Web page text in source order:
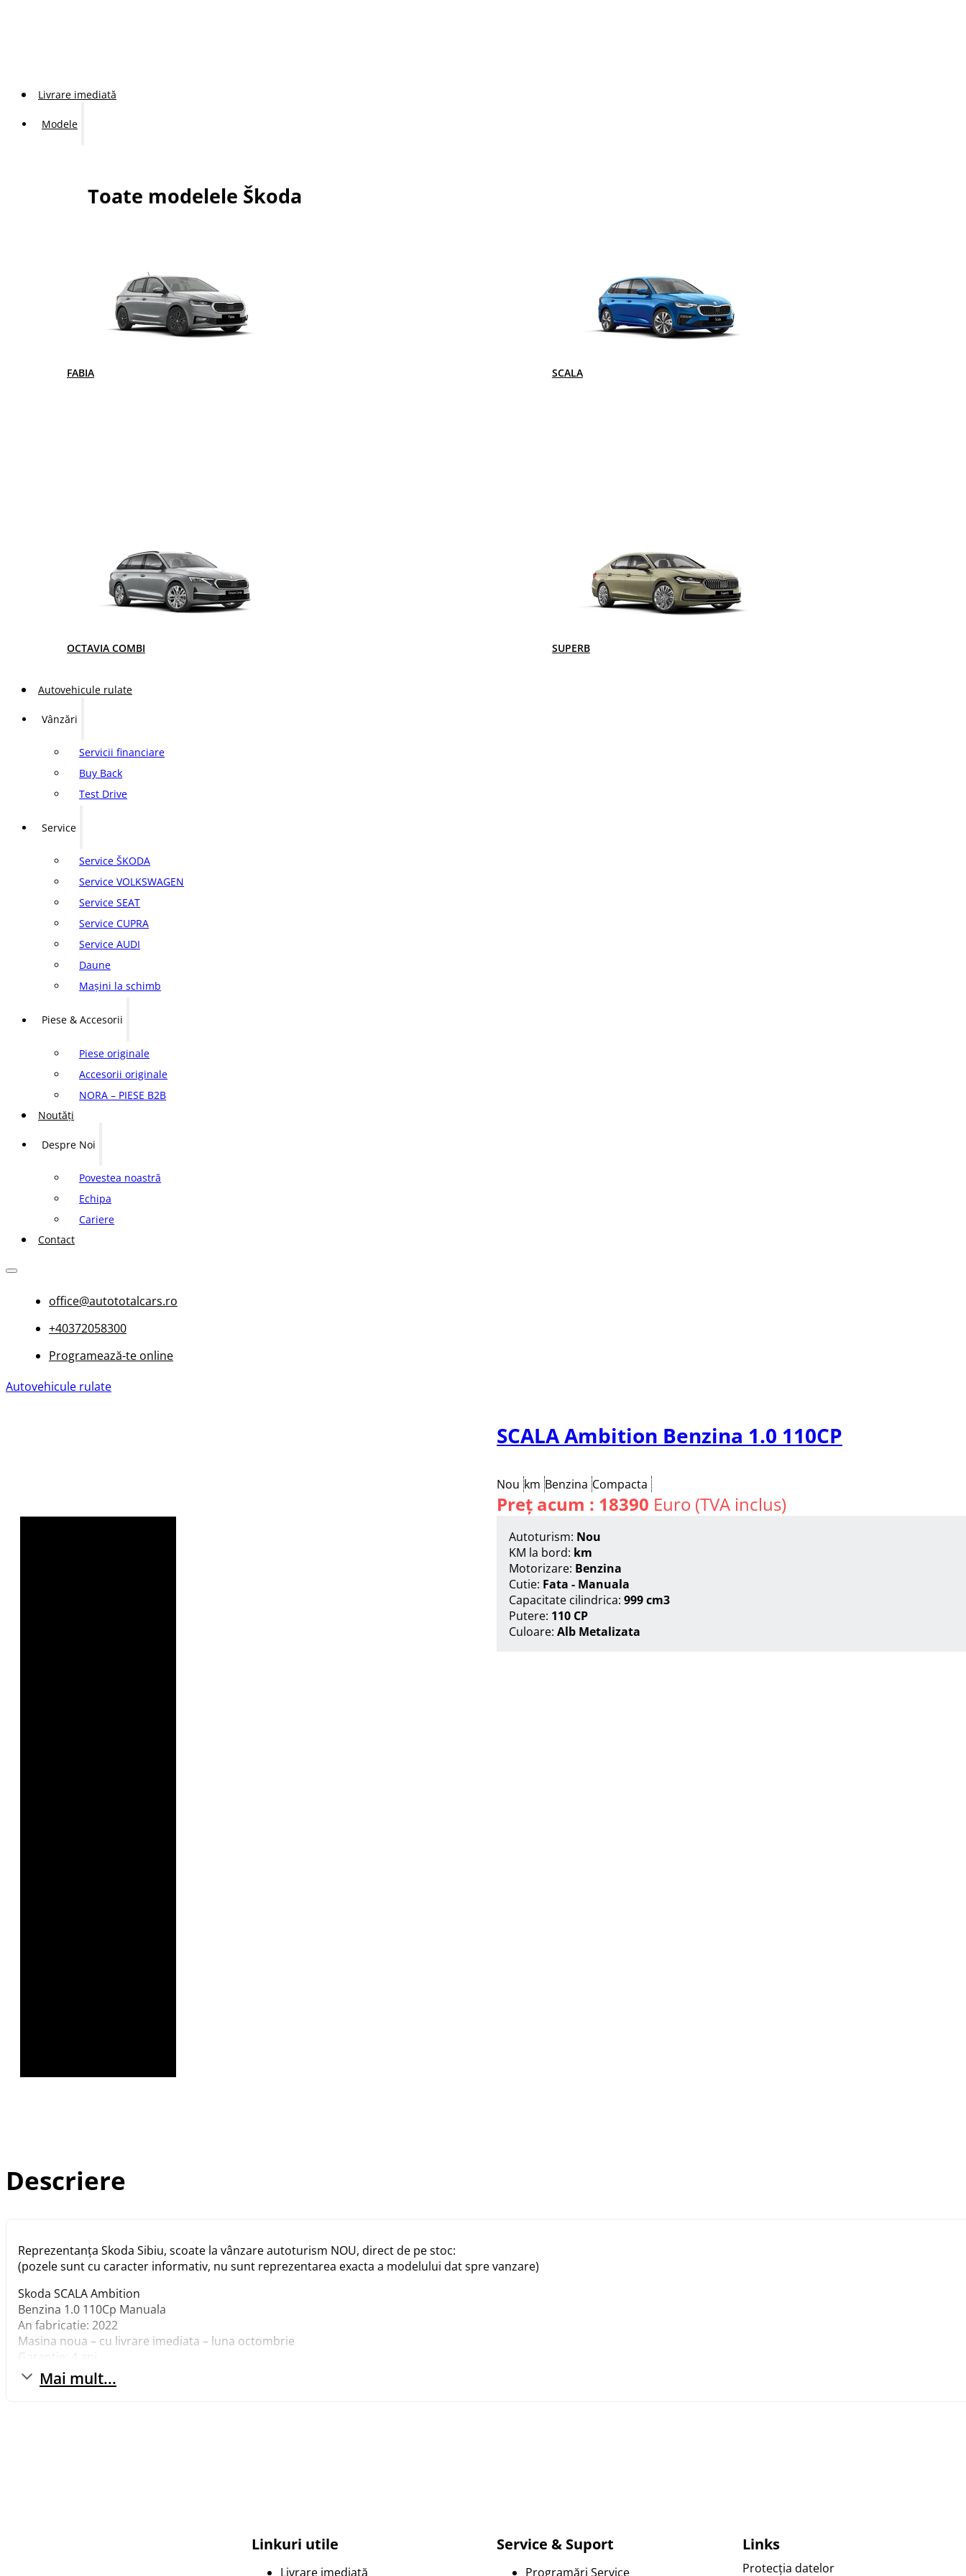
Livrare imediată
Modele
Toate modelele Škoda
FABIA SCALA
OCTAVIA COMBI SUPERB
Autovehicule rulate
Vânzări
Servicii financiare
Buy Back
Test Drive
Service
Service ŠKODA
Service VOLKSWAGEN
Service SEAT
Service CUPRA
Service AUDI
Daune
Mașini la schimb
Piese & Accesorii
Piese originale
Accesorii originale
NORA – PIESE B2B
Noutăți
Despre Noi
Povestea noastră
Echipa
Cariere
Contact
office@autototalcars.ro
+40372058300
Programează-te online
Autovehicule rulate
SCALA Ambition Benzina 1.0 110CP
Nou km Benzina Compacta
Preț acum : 18390 Euro (TVA inclus)
Autoturism: Nou
KM la bord: km
Motorizare: Benzina
Cutie: Fata - Manuala
Capacitate cilindrica: 999 cm3
Putere: 110 CP
Culoare: Alb Metalizata
Descriere
Reprezentanța Skoda Sibiu, scoate la vânzare autoturism NOU, direct de pe stoc:
(pozele sunt cu caracter informativ, nu sunt reprezentarea exacta a modelului dat spre vanzare)
Skoda SCALA Ambition
Benzina 1.0 110Cp Manuala
An fabricatie: 2022
Masina noua – cu livrare imediata – luna octombrie
Garantie: 4 ani
Se poate achizitiona in leasing/credit, cu rate fixe pe toata perioada.
Masina se livreaza cu numere rosii.
Mai mult...
Linkuri utile
Livrare imediată
Service & Suport
Programări Service
Links
Protecția datelor